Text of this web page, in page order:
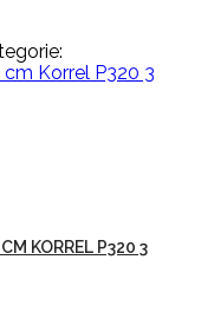
KORREL P320 3